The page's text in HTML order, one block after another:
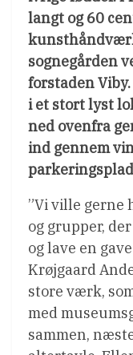
langt og 60
sognegården
forstaden
i et stort lyst
ned ovenfra
ind gennem
”Vi ville
og grupper,
og lave en
Krøjgaard
store værk,
med
sammen,